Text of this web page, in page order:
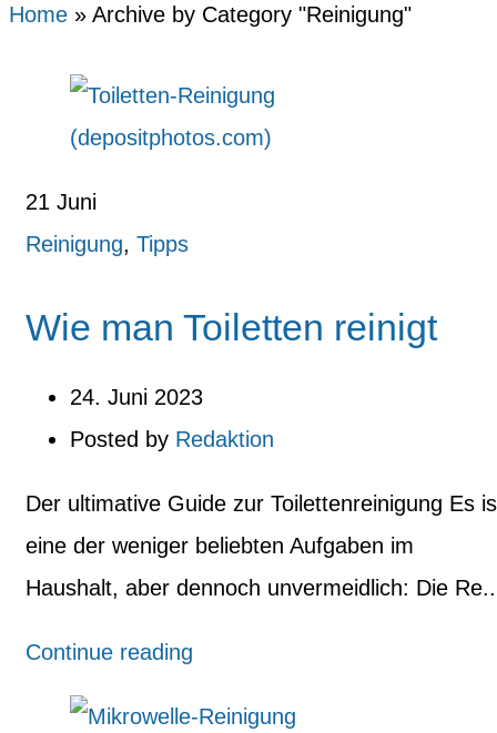
Home » Archive by Category "Reinigung"
21 Juni
Reinigung, Tipps
Wie man Toiletten reinigt
24. Juni 2023
Posted by Redaktion
Der ultimative Guide zur Toilettenreinigung Es
eine der weniger beliebten Aufgaben im
Haushalt, aber dennoch unvermeidlich: Die
Continue reading